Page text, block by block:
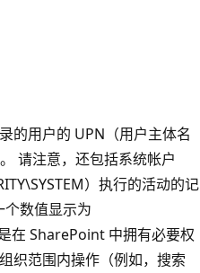
的用户的 UPN（用户主体名
请注意，还包括系统帐户
）执行的活动的记
数值显示为
在 SharePoint 中拥有必要权
织范围内操作（例如，搜索